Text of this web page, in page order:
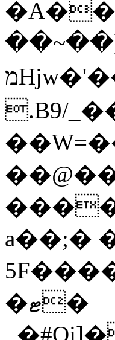
.B9/
a��;�
�ޓ�